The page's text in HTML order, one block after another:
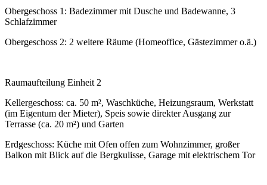
Obergeschoss 1: Badezimmer mit Dusche und Badewanne, 3
Schlafzimmer
Obergeschoss 2: 2 weitere Räume (Homeoffice, Gästezimmer o.ä.)
Raumaufteilung Einheit 2
Kellergeschoss: ca. 50 m², Waschküche, Heizungsraum, Werkstatt
(im Eigentum der Mieter), Speis sowie direkter Ausgang zur
Terrasse (ca. 20 m²) und Garten
Erdgeschoss: Küche mit Ofen offen zum Wohnzimmer, großer
Balkon mit Blick auf die Bergkulisse, Garage mit elektrischem Tor